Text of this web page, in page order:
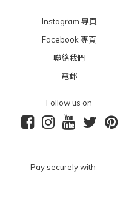
Instagram 專頁
Facebook 專頁
聯絡我們
電郵
Follow us on
Pay securely with